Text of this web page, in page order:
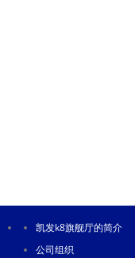
凯发k8旗舰厅的简介
公司组织